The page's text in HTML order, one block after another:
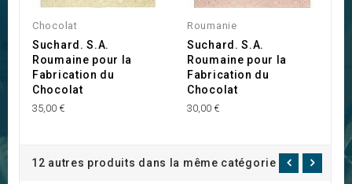
Chocolat
Suchard. S.A.
Roumaine pour la
Fabrication du
Chocolat
35,00 €
Roumanie
Suchard. S.A.
Roumaine pour la
Fabrication du
Chocolat
30,00 €
12 autres produits dans la même catégorie :